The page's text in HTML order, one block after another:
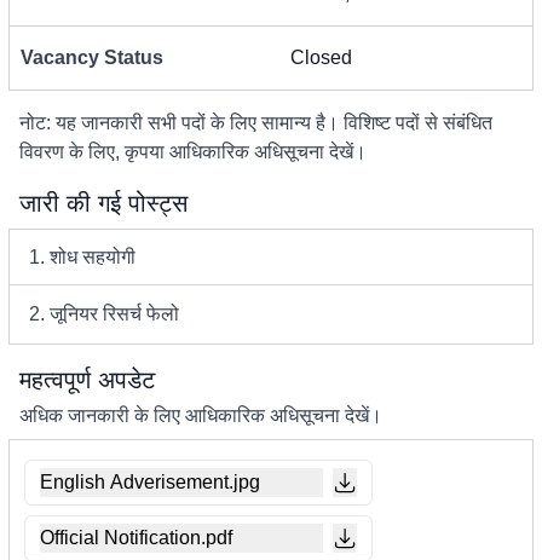
Vacancy Status Closed
नोट: यह जानकारी सभी पदों के लिए सामान्य है। विशिष्ट पदों से संबंधित
विवरण के लिए, कृपया आधिकारिक अधिसूचना देखें।
जारी की गई पोस्ट्स
1. शोध सहयोगी
2. जूनियर रिसर्च फेलो
महत्वपूर्ण अपडेट
अधिक जानकारी के लिए आधिकारिक अधिसूचना देखें।
English Adverisement.jpg
Official Notification.pdf